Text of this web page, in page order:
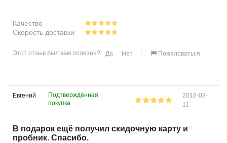
Качество
Скорость доставки
Этот отзыв был вам полезен? Да Нет Пожаловаться
Евгений
Подтверждённая
покупка
2018-03-
11
В подарок ещё получил скидочную карту и
пробник. Спасибо.